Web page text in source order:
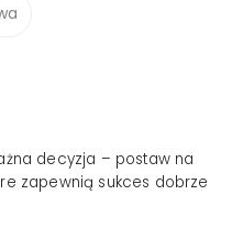
decyzja – postaw na
zapewnią sukces dobrze